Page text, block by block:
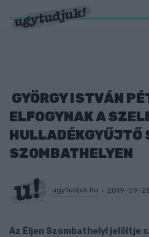
GYÖRGY ISTVÁN
ELFOGYNAK A
HULLADÉKGYŰJTŐ
SZOMBATHELYEN
ugytudjuk.hu 2019-09-
Az Éljen Szombathely! jelöltje